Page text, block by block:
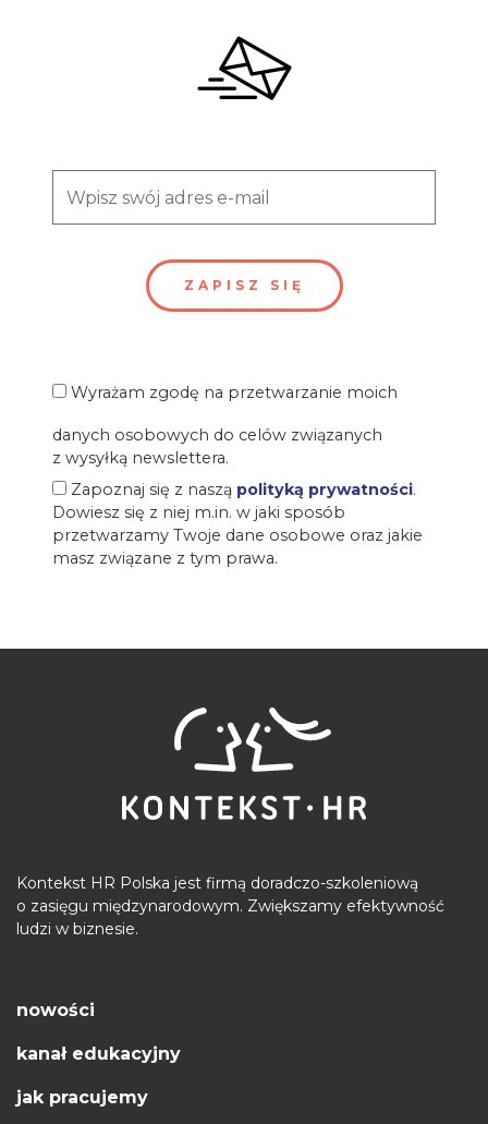
Wyrażam zgodę na przetwarzanie moich
danych osobowych do celów związanych
z wysyłką newslettera.
Zapoznaj się z naszą polityką prywatności.
Dowiesz się z niej m.in. w jaki sposób
przetwarzamy Twoje dane osobowe oraz jakie
masz związane z tym prawa.
Kontekst HR Polska jest firmą doradczo-szkoleniową
o zasięgu międzynarodowym. Zwiększamy efektywność
ludzi w biznesie.
nowości
kanał edukacyjny
jak pracujemy